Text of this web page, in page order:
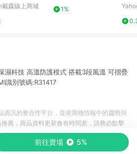
一代 智能吹風
森線上商城
1%
風機
濕科技 高溫防護模式 搭載3段風溫 可摺疊
識別號碼:R31417
前往賣場 5%
資訊的整合性平台，並依購物情報中的趨勢與
薦，商品資料更新會有時間差，請務必點擊
售價與購物條件，一切資訊以合作廠商網頁為